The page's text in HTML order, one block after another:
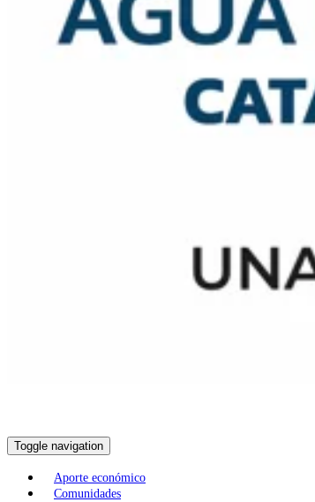
Toggle navigation
Aporte económico
Comunidades